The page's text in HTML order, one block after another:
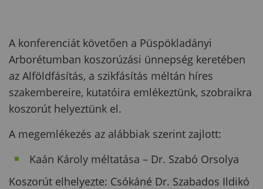
A konferenciát követően a Püspökladányi
Arborétumban koszorúzási ünnepség keretében
az Alföldfásítás, a szikfásítás méltán híres
szakembereire, kutatóira emlékeztünk, szobraikra
koszorút helyeztünk el.
A megemlékezés az alábbiak szerint zajlott:
Kaán Károly méltatása – Dr. Szabó Orsolya
Koszorút elhelyezte: Csókáné Dr. Szabados Ildikó